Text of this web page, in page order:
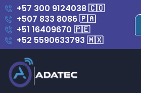
+57 300 9124038 🇨🇴
+507 833 8086 🇵🇦
+51 16409670 🇵🇪
+52 5590633793 🇲🇽